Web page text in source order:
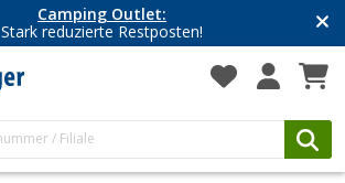
Camping Outlet:
Stark reduzierte Restposten!